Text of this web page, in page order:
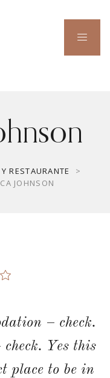
RESTAURANTE
>
JOHNSON
– check.
Yes this
place to be in